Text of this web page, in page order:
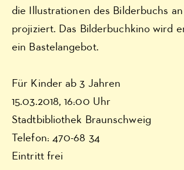
die Illustrationen des Bilderbuchs
projiziert. Das Bilderbuchkino wird
ein Bastelangebot.
Für Kinder ab 3 Jahren
15.03.2018, 16:00 Uhr
Stadtbibliothek Braunschweig
Telefon: 470-68 34
Eintritt frei